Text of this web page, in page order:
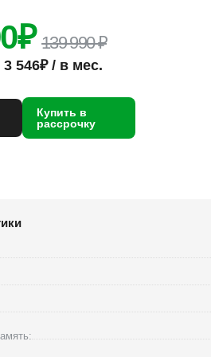
₽ 139 990 ₽
546₽ / в мес.
Купить в
рассрочку